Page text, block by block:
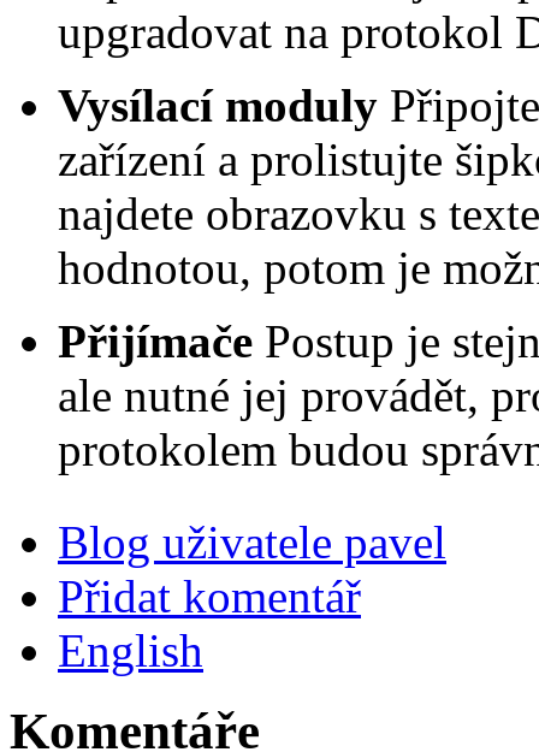
upgradovat na protokol
Vysílací moduly
zařízení a prolistujte
najdete obrazovku s
hodnotou, potom je
Přijímače Postup je
ale nutné jej provádět,
protokolem budou
Blog uživatele pavel
Přidat komentář
English
Komentáře